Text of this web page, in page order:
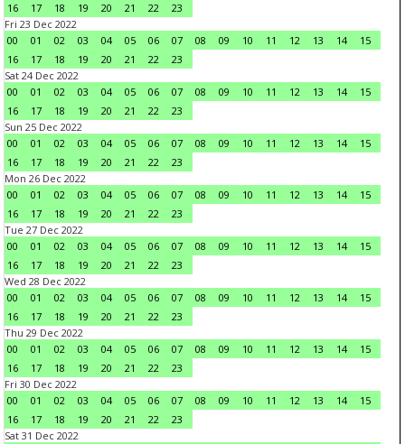
16
17 18 19 20 21 22
23
Fri 23 Dec 2022
00
01 02 03 04 05 06 07 08 09 10 11 12 13 14
15
16
17 18 19 20 21 22
23
Sat 24 Dec 2022
00
01 02 03 04 05 06 07 08 09 10 11 12 13 14
15
16
17 18 19 20 21 22
23
Sun 25 Dec 2022
00
01 02 03 04 05 06 07 08 09 10 11 12 13 14
15
16
17 18 19 20 21 22
23
Mon 26 Dec 2022
00
01 02 03 04 05 06 07 08 09 10 11 12 13 14
15
16
17 18 19 20 21 22
23
Tue 27 Dec 2022
00
01 02 03 04 05 06 07 08 09 10 11 12 13 14
15
16
17 18 19 20 21 22
23
Wed 28 Dec 2022
00
01 02 03 04 05 06 07 08 09 10 11 12 13 14
15
16
17 18 19 20 21 22
23
Thu 29 Dec 2022
00
01 02 03 04 05 06 07 08 09 10 11 12 13 14
15
16
17 18 19 20 21 22
23
Fri 30 Dec 2022
00
01 02 03 04 05 06 07 08 09 10 11 12 13 14
15
16
17 18 19 20 21 22
23
Sat 31 Dec 2022